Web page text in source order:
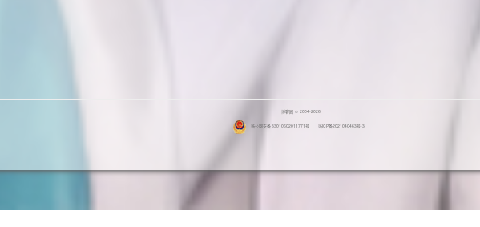
博客园 © 2004-2026
浙公网安备 33010602011771号 浙ICP备2021040463号-3